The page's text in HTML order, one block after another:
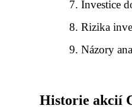
Investice
Rizika
Názory
Historie akcií